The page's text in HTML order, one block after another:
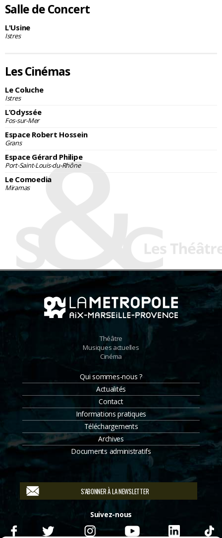
Salle de Concert
L'Usine
Istres
Les Cinémas
Le Coluche
Istres
L’Odyssée
Fos-sur-Mer
Espace Robert Hossein
Grans
Espace Gérard Philipe
Port-Saint-Louis-du-Rhône
Le Comoedia
Miramas
Théâtre
Musiques actuelles
Cinéma
Qui sommes-nous ?
Actualités
Contact
Informations pratiques
Téléchargements
Archives
Documents administratifs
S'ABONNER À LA NEWSLETTER
Suivez-nous